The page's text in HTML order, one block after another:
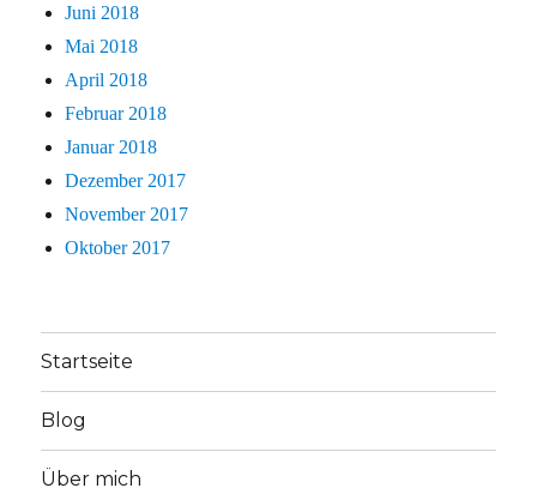
Juni 2018
Mai 2018
April 2018
Februar 2018
Januar 2018
Dezember 2017
November 2017
Oktober 2017
Startseite
Blog
Über mich